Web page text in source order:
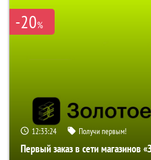
-20%
12:33:23 Получи первым!
Первый заказ в сети магазинов